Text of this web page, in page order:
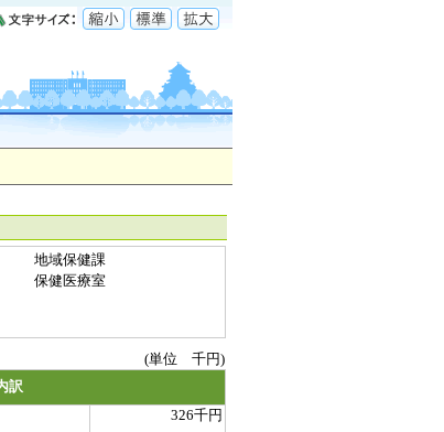
地域保健課
保健医療室
(単位 千円)
訳
326千円